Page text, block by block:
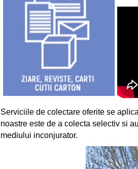
Serviciile de colectare oferite se
noastre este de a colecta selectiv si
mediului inconjurator.